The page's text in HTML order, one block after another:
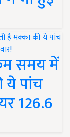
समय में
ये पांच
126.6